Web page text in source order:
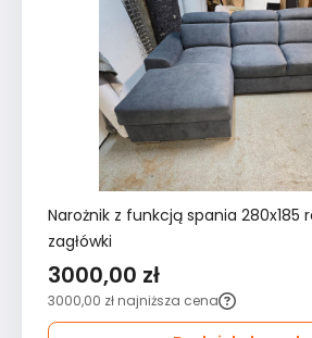
Narożnik z funkcją spania 280x185
zagłówki
3000,00 zł
3000,00 zł najniższa cena